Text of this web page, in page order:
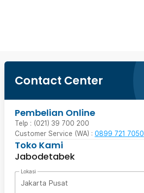
Contact Center
Pembelian Online
Telp : (021) 39 700 200
Customer Service (WA) : 0899 721 7050
Toko Kami
Jabodetabek
Lokasi
Jakarta Pusat